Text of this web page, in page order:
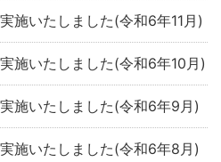
施いたしました(令和6年11月)
施いたしました(令和6年10月)
施いたしました(令和6年9月)
施いたしました(令和6年8月)